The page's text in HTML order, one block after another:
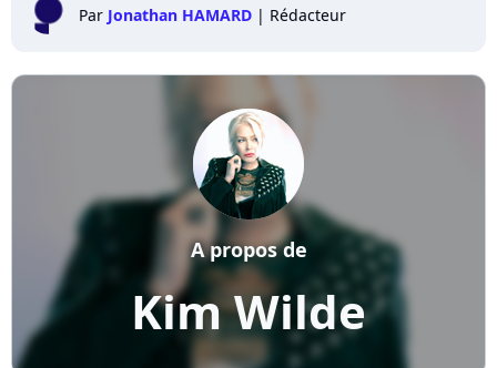
Par Jonathan HAMARD | Rédacteur
Kim Wilde
A propos de